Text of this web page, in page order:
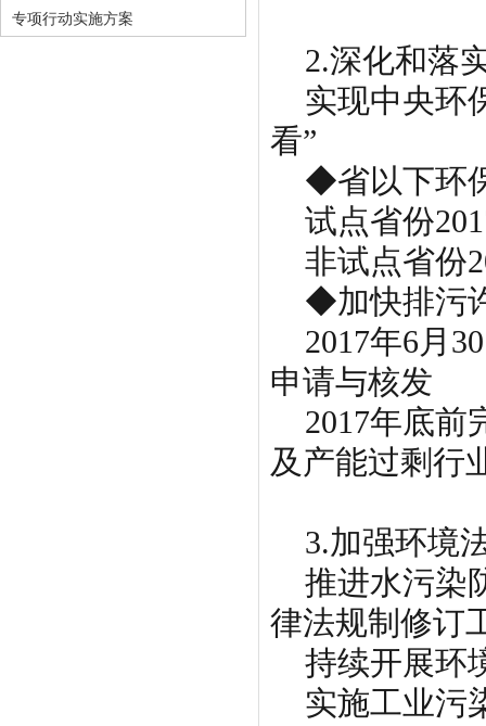
2.深化和落
实现中央环
看”
◆省以下环
试点省份
非试点省份
◆加快排污
2017年6月
申请与核发
2017年底前
及产能过剩行
3.加强环境
推进水污染
律法规制修订
持续开展环
实施工业污
专项行动实施方案